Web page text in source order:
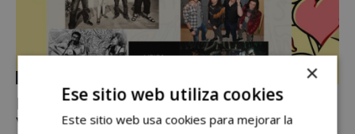
Martes, 4 de septiembre concierto
Valderock, En clave de do-s, Catstrike...
×
Ese sitio web utiliza cookies
Este sitio web usa cookies para mejorar la